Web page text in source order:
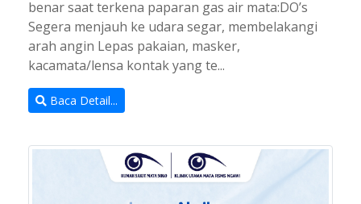
benar saat terkena paparan gas air mata:DO’s
Segera menjauh ke udara segar, membelakangi
arah angin Lepas pakaian, masker,
kacamata/lensa kontak yang te...
Baca Detail...